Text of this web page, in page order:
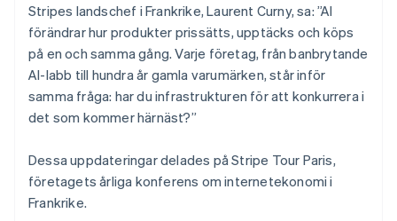
Stripes landschef i Frankrike, Laurent Curny, sa: ”AI
förändrar hur produkter prissätts, upptäcks och köps
på en och samma gång. Varje företag, från banbrytande
AI-labb till hundra år gamla varumärken, står inför
samma fråga: har du infrastrukturen för att konkurrera i
det som kommer härnäst?”
Dessa uppdateringar delades på Stripe Tour Paris,
företagets årliga konferens om internetekonomi i
Frankrike.
Slovenien
EnglishItaliano
Spanien
EspañolEnglish
Storbritannien
English
Sverige
Thailand
ไทยEnglish
Tjeckien
English